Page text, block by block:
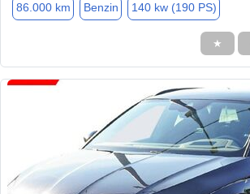
86.000 km Benzin 140 kw (190 PS)
★